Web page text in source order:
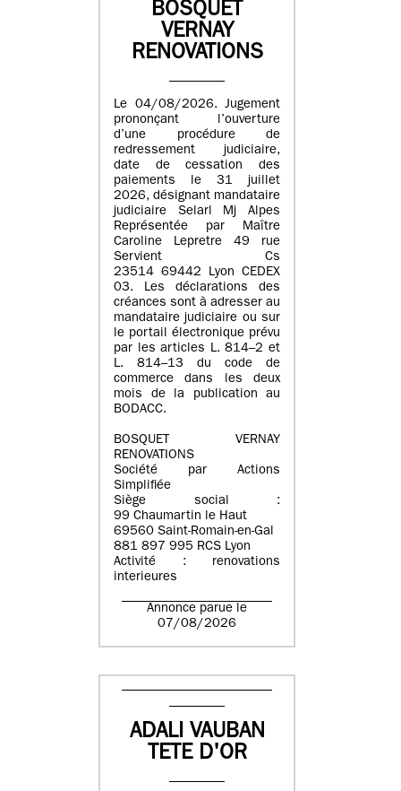
BOSQUET
VERNAY
RENOVATIONS
Le 04/08/2026. Jugement
prononçant l’ouverture
d’une procédure de
redressement judiciaire,
date de cessation des
paiements le 31 juillet
2026, désignant mandataire
judiciaire Selarl Mj Alpes
Représentée par Maître
Caroline Lepretre 49 rue
Servient Cs
23514 69442 Lyon CEDEX
03. Les déclarations des
créances sont à adresser au
mandataire judiciaire ou sur
le portail électronique prévu
par les articles L. 814–2 et
L. 814–13 du code de
commerce dans les deux
mois de la publication au
BODACC.
BOSQUET VERNAY
RENOVATIONS
Société par Actions
Simplifiée
Siège social :
99 Chaumartin le Haut
69560 Saint-Romain-en-Gal
881 897 995 RCS Lyon
Activité : renovations
interieures
Annonce parue le
07/08/2026
ADALI VAUBAN
TETE D'OR